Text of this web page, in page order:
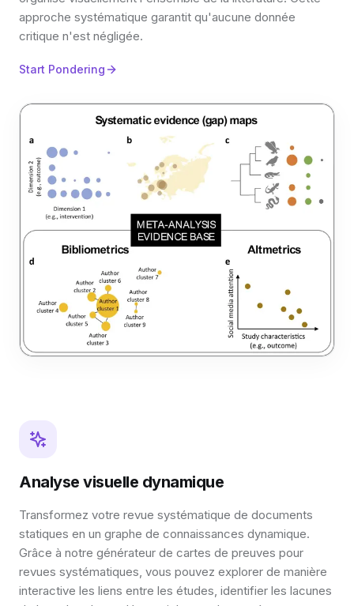
approche systématique garantit qu'aucune donnée
critique n'est négligée.
Start Pondering
Analyse visuelle dynamique
Transformez votre revue systématique de documents
statiques en un graphe de connaissances dynamique.
Grâce à notre générateur de cartes de preuves pour
revues systématiques, vous pouvez explorer de manière
interactive les liens entre les études, identifier les lacunes